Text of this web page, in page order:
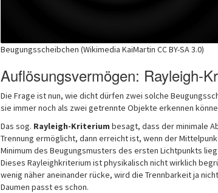
Beugungsscheibchen (Wikimedia KaiMartin CC BY-SA 3.0)
Auflösungsvermögen: Rayleigh-
Die Frage ist nun, wie dicht dürfen zwei solche
sie immer noch als zwei getrennte Objekte erkennen
Das sog. Rayleigh-Kriterium besagt, dass der minimale
Trennung ermöglicht, dann erreicht ist, wenn der
Minimum des Beugungsmusters des ersten Lichtpunkts
Dieses Rayleighkriterium ist physikalisch nicht wirklich
wenig näher aneinander rücke, wird die Trennbarkeit ja
Daumen passt es schon.